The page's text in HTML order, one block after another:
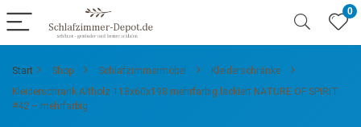
0
Start Shop Schlafzimmermöbel
Kleiderschränke
Kleiderschrank Altholz 118x60x198 mehrfarbig lackiert NATURE OF SPIRIT
#42 – mehrfarbig